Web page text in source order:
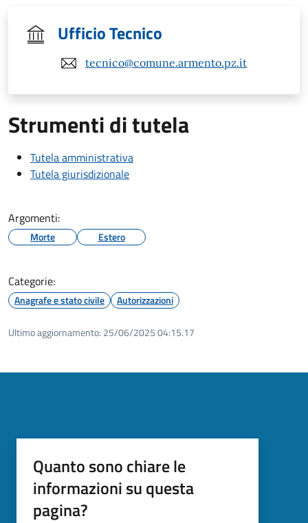
Ufficio Tecnico
tecnico@comune.armento.pz.it
Strumenti di tutela
Tutela amministrativa
Tutela giurisdizionale
Argomenti:
Morte Estero
Categorie:
Anagrafe e stato civile Autorizzazioni
Ultimo aggiornamento: 25/06/2025 04:15.17
Quanto sono chiare le
informazioni su questa
pagina?